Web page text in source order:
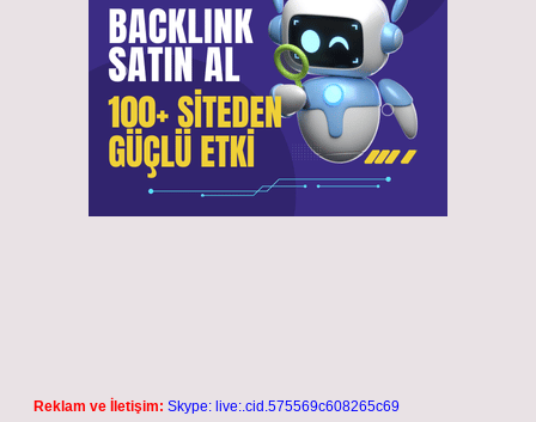
Reklam ve İletişim: Skype: live:.cid.575569c608265c69